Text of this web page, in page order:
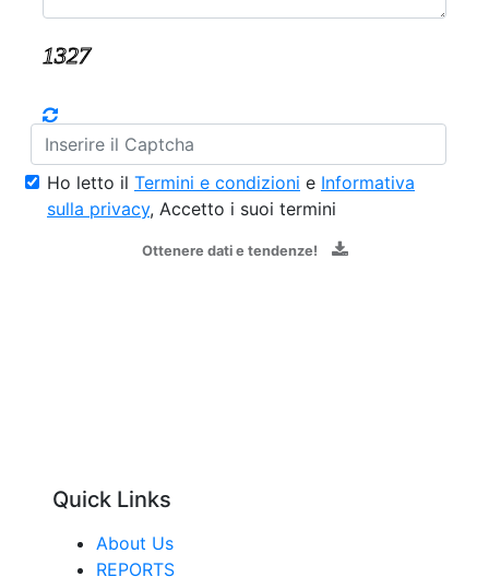
Ho letto il Termini e condizioni e Informativa
sulla privacy, Accetto i suoi termini
Ottenere dati e tendenze!
Quick Links
About Us
REPORTS